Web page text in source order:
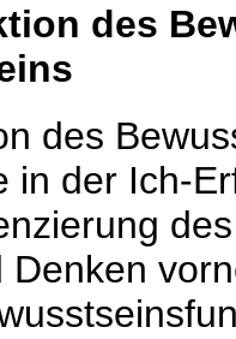
des
des
in der Ich-
Denken